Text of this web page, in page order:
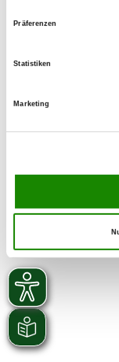
Präferenzen
Statistiken
Marketing